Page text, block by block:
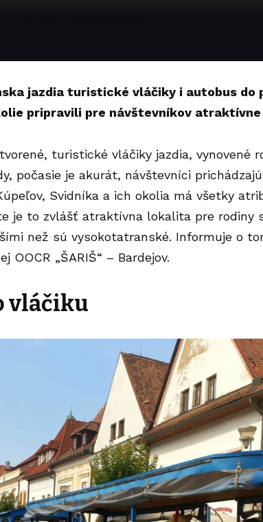
jazdia turistické vláčiky i autobus do
pripravili pre návštevníkov
turistické vláčiky jazdia, vynovené
počasie je akurát, návštevníci
Svidníka a ich okolia má všetky
je to zvlášť atraktívna lokalita pre rodiny
než sú vysokotatranské. Informuje o
OOCR „ŠARIŠ“ – Bardejov.
vláčiku